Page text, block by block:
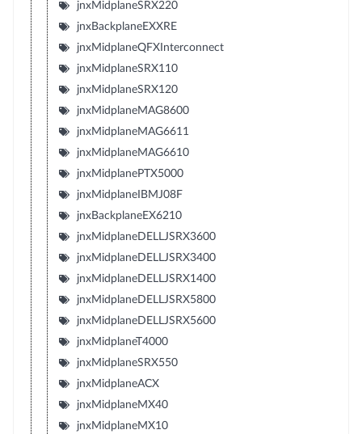
jnxMidplaneSRX220
jnxBackplaneEXXRE
jnxMidplaneQFXInterconnect
jnxMidplaneSRX110
jnxMidplaneSRX120
jnxMidplaneMAG8600
jnxMidplaneMAG6611
jnxMidplaneMAG6610
jnxMidplanePTX5000
jnxMidplaneIBMJ08F
jnxBackplaneEX6210
jnxMidplaneDELLJSRX3600
jnxMidplaneDELLJSRX3400
jnxMidplaneDELLJSRX1400
jnxMidplaneDELLJSRX5800
jnxMidplaneDELLJSRX5600
jnxMidplaneT4000
jnxMidplaneSRX550
jnxMidplaneACX
jnxMidplaneMX40
jnxMidplaneMX10